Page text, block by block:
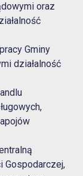
oraz
Gminy
działalność
Gospodarczej,